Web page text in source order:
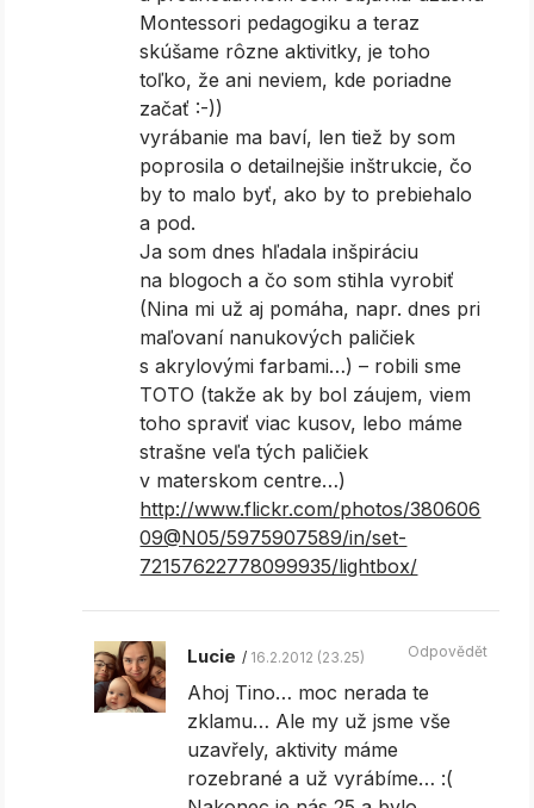
Montessori pedagogiku a teraz
skúšame rôzne aktivitky, je toho
toľko, že ani neviem, kde poriadne
začať :-))
vyrábanie ma baví, len tiež by som
poprosila o detailnejšie inštrukcie, čo
by to malo byť, ako by to prebiehalo
a pod.
Ja som dnes hľadala inšpiráciu
na blogoch a čo som stihla vyrobiť
(Nina mi už aj pomáha, napr. dnes pri
maľovaní nanukových paličiek
s akrylovými farbami…) – robili sme
TOTO (takže ak by bol záujem, viem
toho spraviť viac kusov, lebo máme
strašne veľa tých paličiek
v materskom centre…)
http://www.flickr.com/photos/380606
09@N05/5975907589/in/set-
72157622778099935/lightbox/
Lucie 16.2.2012 (23.25)
Ahoj Tino… moc nerada te
zklamu… Ale my už jsme vše
uzavřely, aktivity máme
rozebrané a už vyrábíme… :(
Odpovědět